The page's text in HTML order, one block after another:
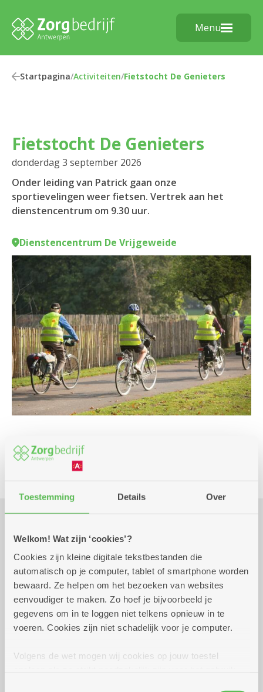
Toestemming Details Over
Welkom! Wat zijn ‘cookies’?
Cookies zijn kleine digitale tekstbestanden die
automatisch op je computer, tablet of smartphone worden
bewaard. Ze helpen om het bezoeken van websites
eenvoudiger te maken. Zo hoef je bijvoorbeeld je
gegevens om in te loggen niet telkens opnieuw in te
voeren. Cookies zijn niet schadelijk voor je computer.
Volgens de wet mogen wij cookies op jouw toestel
Menu
Startpagina/Activiteiten/Fietstocht De Genieters
Fietstocht De Genieters
donderdag 3 september 2026
Onder leiding van Patrick gaan onze
sportievelingen weer fietsen. Vertrek aan het
dienstencentrum om 9.30 uur.
Dienstencentrum De Vrijgeweide
Beweging
Praktisch
donderdag 3 september
2026
09.30 uur tot 15.00
uur
Gratis - Beperkt aantal deelnemers -
Reserveren verplicht
Reserveer vervoer
Dienstencentrum De Vrijgeweide